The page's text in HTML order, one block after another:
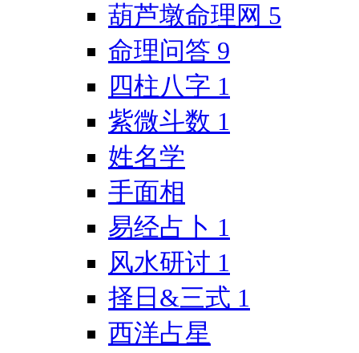
葫芦墩命理网 5
命理问答 9
四柱八字 1
紫微斗数 1
姓名学
手面相
易经占卜 1
风水研讨 1
择日&三式 1
西洋占星